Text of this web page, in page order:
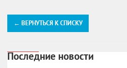
← ВЕРНУТЬСЯ К СПИСКУ
Последние новости